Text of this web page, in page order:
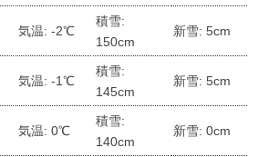
気温: -2℃
積雪:
150cm
新雪: 5cm
気温: -1℃
積雪:
145cm
新雪: 5cm
気温: 0℃
積雪:
140cm
新雪: 0cm